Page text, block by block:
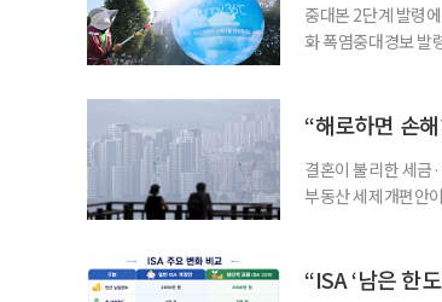
중대본 2단계 발령
화 폭염중대경보 발
책본부(중대본) 2단
“해로하면 손
결혼이 불리한 세금
부동산 세제개편안
부가 각자 집 한 채
“ISA ‘남은 한